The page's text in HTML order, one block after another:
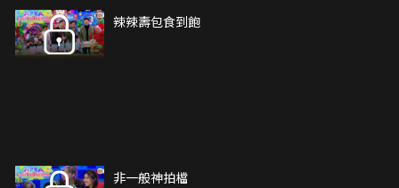
辣辣壽包食到飽
非一般神拍檔